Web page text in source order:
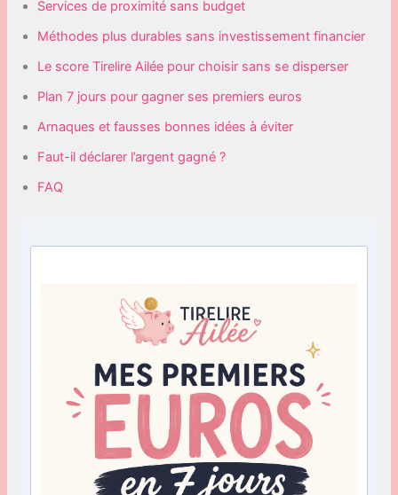
Services de proximité sans budget
Méthodes plus durables sans investissement financier
Le score Tirelire Ailée pour choisir sans se disperser
Plan 7 jours pour gagner ses premiers euros
Arnaques et fausses bonnes idées à éviter
Faut-il déclarer l’argent gagné ?
FAQ